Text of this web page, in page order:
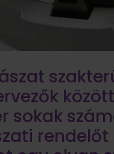
sokak
rendelőt